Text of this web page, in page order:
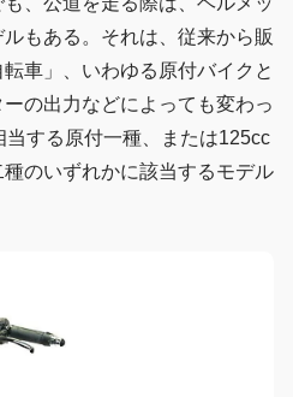
もある。それは、従来から販
車」、いわゆる原付バイクと
の出力などによっても変わっ
する原付一種、または125cc
のいずれかに該当するモデル